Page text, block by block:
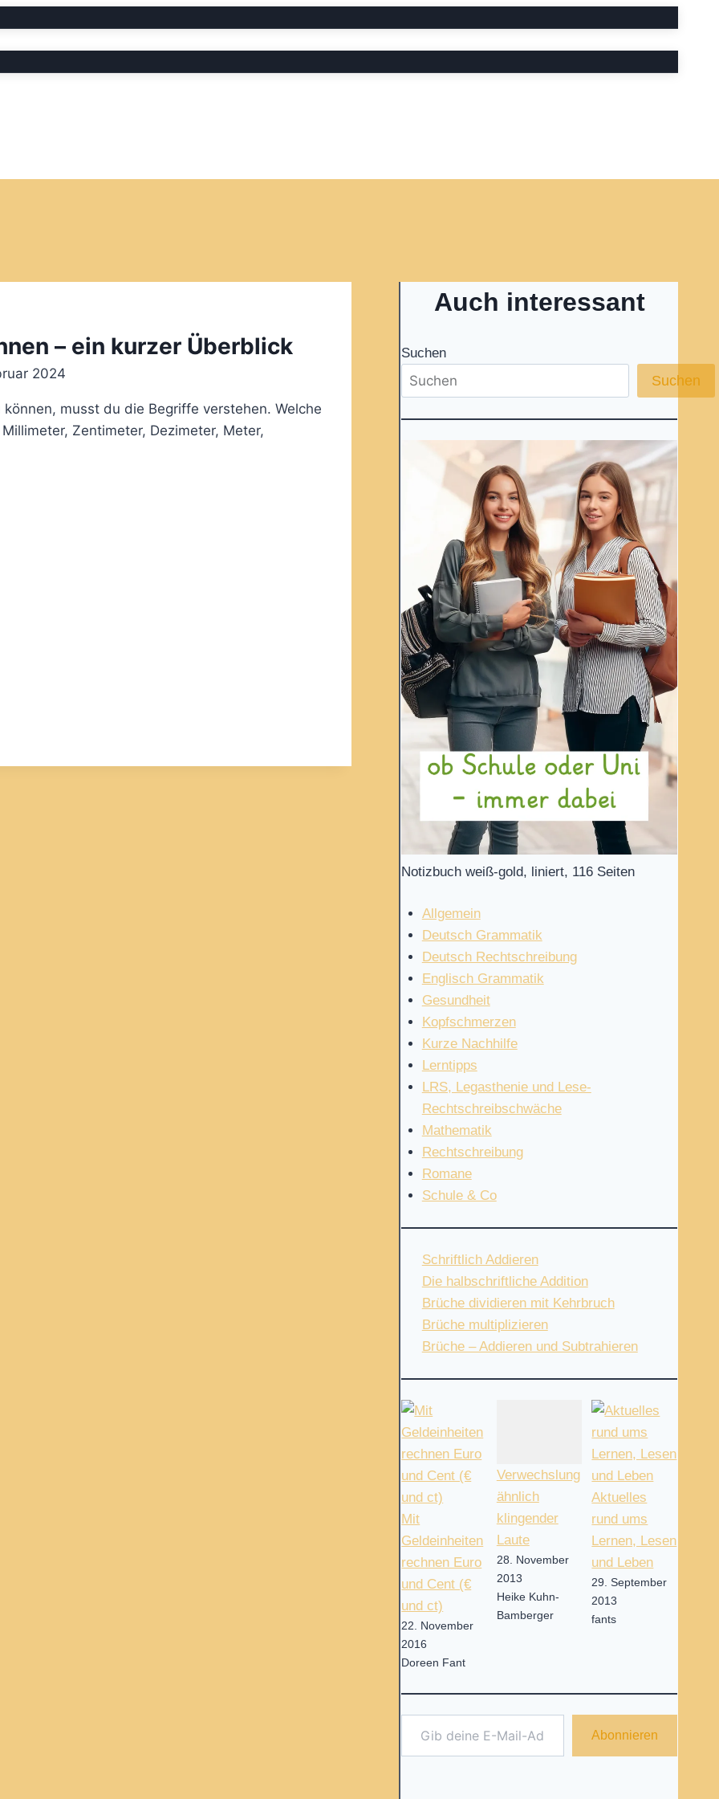
– ein kurzer Überblick
2024
musst du die Begriffe verstehen. Welche
Zentimeter, Dezimeter, Meter,
Auch interessant
Suchen
Suchen
Notizbuch weiß-gold, liniert, 116 Seiten
Allgemein
Deutsch Grammatik
Deutsch Rechtschreibung
Englisch Grammatik
Gesundheit
Kopfschmerzen
Kurze Nachhilfe
Lerntipps
LRS, Legasthenie und Lese-
Rechtschreibschwäche
Mathematik
Rechtschreibung
Romane
Schule & Co
Schriftlich Addieren
Die halbschriftliche Addition
Brüche dividieren mit Kehrbruch
Brüche multiplizieren
Brüche – Addieren und Subtrahieren
Mit
Geldeinheiten
rechnen Euro
und Cent (€
und ct)
22. November
2016
Doreen Fant
Verwechslung
ähnlich
klingender
Laute
28. November
2013
Heike Kuhn-
Bamberger
Aktuelles
rund ums
Lernen, Lesen
und Leben
29. September
2013
fants
Gib deine E-Mail-Adresse ein ...
Abonnieren